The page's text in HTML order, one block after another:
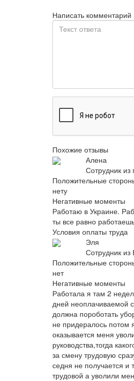
Написать комментарий
Похожие отзывы
Алена
Сотрудник из
Положительные
нету
Негативные моменты
Работаю в Украине.
ты все равно
Условия оплаты труда
Эля
Сотрудник из
Положительные
нет
Негативные моменты
Работала я там 2
дней неоплачиваемой
должна пороботать
не придералось потом
оказывается меня
руководства,тогда
за смену трудовую
седня не получается и
трудовой а уволили